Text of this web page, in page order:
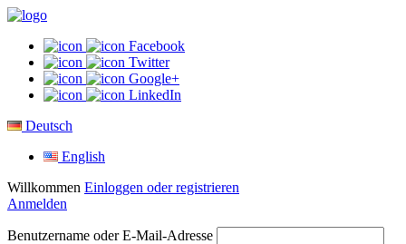
Facebook
Twitter
Google+
LinkedIn
Deutsch
English
Willkommen Einloggen oder registrieren
Anmelden
Benutzername oder E-Mail-Adresse